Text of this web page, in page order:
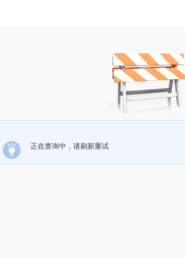
正在查询中，请刷新重试